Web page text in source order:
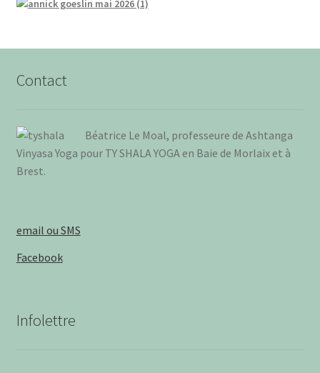
Contact
Béa­trice Le Moal, pro­fes­seure de Ash­tan­ga
Vinya­sa Yoga pour TY SHALA YOGA en Baie de Mor­laix et à
Brest.
email ou SMS
Facebook
Infolettre